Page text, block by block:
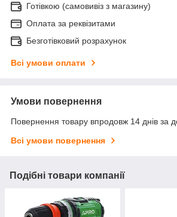
Готівкою (самовивіз з магазину)
Оплата за реквізитами
Безготівковий розрахунок
Всі умови оплати
Умови повернення
Повернення товару впродовж 14 днів за
Всі умови повернення
Подібні товари компанії